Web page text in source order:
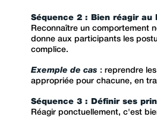
Séquence 2 : Bien réagir au
Reconnaître un comportement
donne aux participants les
complice.
Exemple de cas : reprendre
appropriée pour chacune, en
Séquence 3 : Définir ses
Réagir ponctuellement, c'est